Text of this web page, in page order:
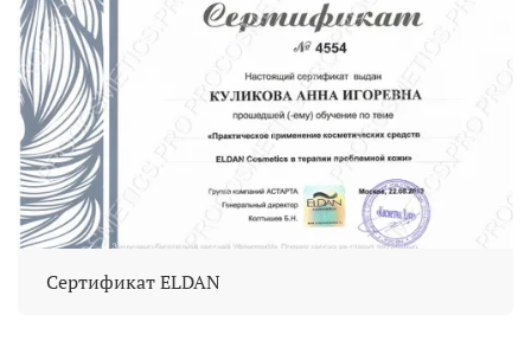
Сертификат ELDAN